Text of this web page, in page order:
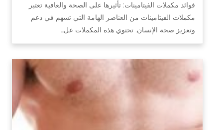
فوائد مكملات الفيتامينات: تأثيرها على الصحة والعافية تعتبر
مكملات الفيتامينات من العناصر الهامة التي تسهم في دعم
وتعزيز صحة الإنسان. تحتوي هذه المكملات عل…